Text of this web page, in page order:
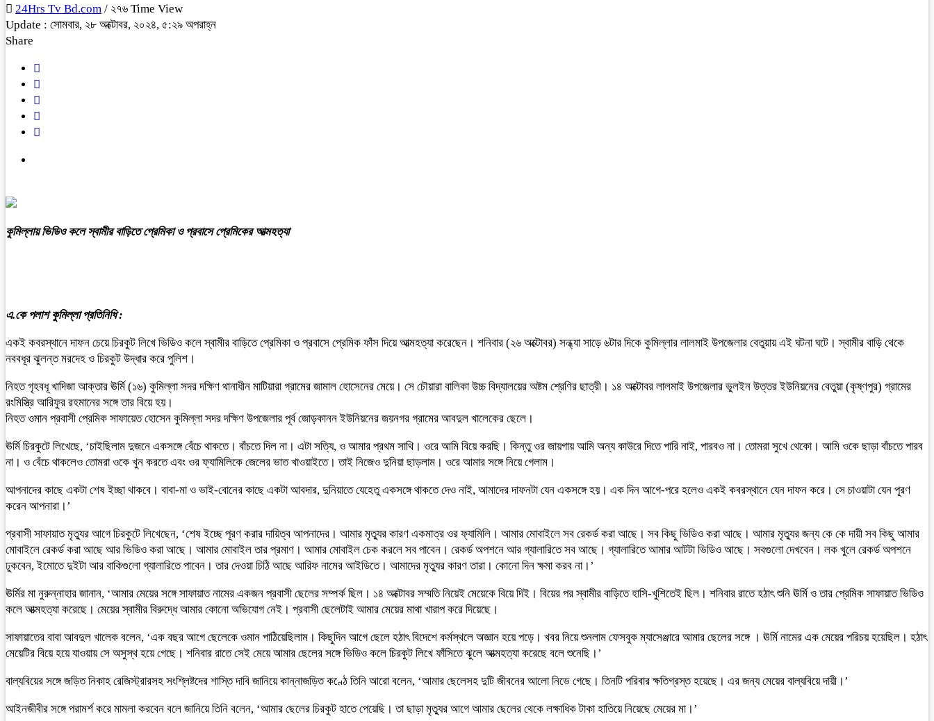
24Hrs Tv Bd.com / ২৭৬ Time View
Update : সোমবার, ২৮ অক্টোবর, ২০২৪, ৫:২৯ অপরাহ্ন
Share
কুমিল্লায় ভিডিও কলে স্বামীর বাড়িতে প্রেমিকা ও প্রবাসে প্রেমিকের আত্মহত্যা
এ.কে পলাশ কুমিল্লা প্রতিনিধি :
একই কবরস্থানে দাফন চেয়ে চিরকুট লিখে ভিডিও কলে স্বামীর বাড়িতে প্রেমিকা ও প্রবাসে প্রেমিক ফাঁস দিয়ে আত্মহত্যা করেছেন। শনিবার (২৬ অক্টোবর) সন্ধ্যা সাড়ে ৬টার দিকে কুমিল্লার লালমাই উপজেলার বেতুয়ায় এই ঘটনা ঘটে। স্বামীর বাড়ি থেকে
নববধূর ঝুলন্ত মরদেহ ও চিরকুট উদ্ধার করে পুলিশ।
নিহত গৃহবধূ খাদিজা আক্তার ঊর্মি (১৬) কুমিল্লা সদর দক্ষিণ থানাধীন মাটিয়ারা গ্রামের জামাল হোসেনের মেয়ে। সে চৌয়ারা বালিকা উচ্চ বিদ্যালয়ের অষ্টম শ্রেণির ছাত্রী। ১৪ অক্টোবর লালমাই উপজেলার ভুলইন উত্তর ইউনিয়নের বেতুয়া (কৃষ্ণপুর) গ্রামের
রংমিস্ত্রি আরিফুর রহমানের সঙ্গে তার বিয়ে হয়।
নিহত ওমান প্রবাসী প্রেমিক সাফায়েত হোসেন কুমিল্লা সদর দক্ষিণ উপজেলার পূর্ব জোড়কানন ইউনিয়নের জয়নগর গ্রামের আবদুল খালেকের ছেলে।
ঊর্মি চিরকুটে লিখেছে, ‘চাইছিলাম দুজনে একসঙ্গে বেঁচে থাকতে। বাঁচতে দিল না। এটা সত্যি, ও আমার প্রথম সাথি। ওরে আমি বিয়ে করছি। কিন্তু ওর জায়গায় আমি অন্য কাউরে দিতে পারি নাই, পারবও না। তোমরা সুখে থেকো। আমি ওকে ছাড়া বাঁচতে পারব
না। ও বেঁচে থাকলেও তোমরা ওকে খুন করতে এবং ওর ফ্যামিলিকে জেলের ভাত খাওয়াইতে। তাই নিজেও দুনিয়া ছাড়লাম। ওরে আমার সঙ্গে নিয়ে গেলাম।
আপনাদের কাছে একটা শেষ ইচ্ছা থাকবে। বাবা-মা ও ভাই-বোনের কাছে একটা আবদার, দুনিয়াতে যেহেতু একসঙ্গে থাকতে দেও নাই, আমাদের দাফনটা যেন একসঙ্গে হয়। এক দিন আগে-পরে হলেও একই কবরস্থানে যেন দাফন করে। সে চাওয়াটা যেন পূরণ
করেন আপনারা।’
প্রবাসী সাফায়াত মৃত্যুর আগে চিরকুটে লিখেছেন, ‘শেষ ইচ্ছে পূরণ করার দায়িত্ব আপনাদের। আমার মৃত্যুর কারণ একমাত্র ওর ফ্যামিলি। আমার মোবাইলে সব রেকর্ড করা আছে। সব কিছু ভিডিও করা আছে। আমার মৃত্যুর জন্য কে কে দায়ী সব কিছু আমার
মোবাইলে রেকর্ড করা আছে আর ভিডিও করা আছে। আমার মোবাইল তার প্রমাণ। আমার মোবাইল চেক করলে সব পাবেন। রেকর্ড অপশনে আর গ্যালারিতে সব আছে। গ্যালারিতে আমার আটটা ভিডিও আছে। সবগুলো দেখবেন। লক খুলে রেকর্ড অপশনে
ঢুকবেন, ইমোতে দুইটা আর বাকিগুলো গ্যালারিতে পাবেন। তার দেওয়া চিঠি আছে আরিফ নামের আইডিতে। আমাদের মৃত্যুর কারণ তারা। কোনো দিন ক্ষমা করব না।’
ঊর্মির মা নুরুন্নাহার জানান, ‘আমার মেয়ের সঙ্গে সাফায়াত নামের একজন প্রবাসী ছেলের সম্পর্ক ছিল। ১৪ অক্টোবর সম্মতি নিয়েই মেয়েকে বিয়ে দিই। বিয়ের পর স্বামীর বাড়িতে হাসি-খুশিতেই ছিল। শনিবার রাতে হঠাৎ শুনি ঊর্মি ও তার প্রেমিক সাফায়াত ভিডিও
কলে আত্মহত্যা করেছে। মেয়ের স্বামীর বিরুদ্ধে আমার কোনো অভিযোগ নেই। প্রবাসী ছেলেটাই আমার মেয়ের মাথা খারাপ করে দিয়েছে।
সাফায়াতের বাবা আবদুল খালেক বলেন, ‘এক বছর আগে ছেলেকে ওমান পাঠিয়েছিলাম। কিছুদিন আগে ছেলে হঠাৎ বিদেশে কর্মস্থলে অজ্ঞান হয়ে পড়ে। খবর নিয়ে শুনলাম ফেসবুক ম্যাসেঞ্জারে আমার ছেলের সঙ্গে । ঊর্মি নামের এক মেয়ের পরিচয় হয়েছিল। হঠাৎ
মেয়েটির বিয়ে হয়ে যাওয়ায় সে অসুস্থ হয়ে গেছে। শনিবার রাতে সেই মেয়ে আমার ছেলের সঙ্গে ভিডিও কলে চিরকুট লিখে ফাঁসিতে ঝুলে আত্মহত্যা করেছে বলে শুনেছি।’
বাল্যবিয়ের সঙ্গে জড়িত নিকাহ রেজিস্ট্রারসহ সংশ্লিষ্টদের শাস্তি দাবি জানিয়ে কান্নাজড়িত কণ্ঠে তিনি আরো বলেন, ‘আমার ছেলেসহ দুটি জীবনের আলো নিভে গেছে। তিনটি পরিবার ক্ষতিগ্রস্ত হয়েছে। এর জন্য মেয়ের বাল্যবিয়ে দায়ী।’
আইনজীবীর সঙ্গে পরামর্শ করে মামলা করবেন বলে জানিয়ে তিনি বলেন, ‘আমার ছেলের চিরকুট হাতে পেয়েছি। তা ছাড়া মৃত্যুর আগে আমার ছেলের থেকে লক্ষাধিক টাকা হাতিয়ে নিয়েছে মেয়ের মা।’